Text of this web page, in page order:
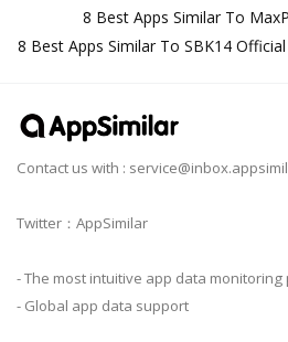
8 Best Apps Similar To
8 Best Apps Similar To SBK14
Contact us with :
Twitter：AppSimilar
- The most intuitive app data monitoring
- Global app data support